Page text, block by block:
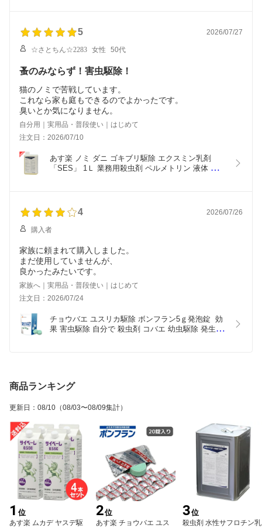
5 2026/07/27
☆さとちん☆2283 女性 50代
蚤のみならず！害虫駆除！
猫のノミで苦戦しています。
これなら家も庭もできるのでよかったです。
臭いとか気になりません。
自分用｜実用品・普段使い｜はじめて
注文日：2026/07/10
あす楽 ノミ ダニ ゴキブリ駆除 エクスミン乳剤
「SES」 1Ｌ 業務用殺虫剤 ペルメトリン 液体 効果
4 2026/07/26
購入者
家族に頼まれて購入しました。
まだ使用していませんが、
家族へ｜実用品・普段使い｜はじめて
注文日：2026/07/24
チョウバエ ユスリカ駆除 ボンフラン5ｇ発泡錠  効
果 害虫駆除 自分で 殺虫剤 コバエ 幼虫駆除 発生源
商品ランキング
更新日 ： 08/10 （08/03〜08/09集計）
1 位
あす楽 ムカデ ヤスデ駆
2位
あす楽 チョウバエ ユス
3位
殺虫剤 水性サフロチン乳